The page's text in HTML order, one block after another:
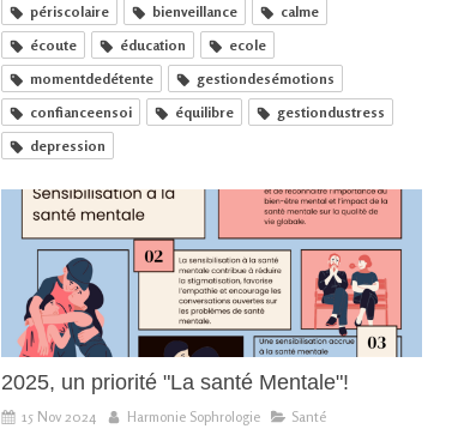
périscolaire
bienveillance
calme
écoute
éducation
ecole
momentdedétente
gestiondesémotions
confianceensoi
équilibre
gestiondustress
depression
2025, un priorité "La santé Mentale"!
15 Nov 2024 Harmonie Sophrologie Santé